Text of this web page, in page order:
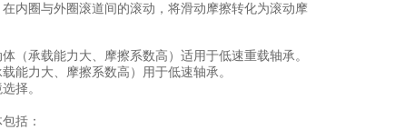
内圈与外圈滚道间的滚动，将滑动摩擦转化为滚动摩
（承载能力大、摩擦系数高）适用于低速重载轴承。
能力大、摩擦系数高）用于低速轴承。
择。
括：